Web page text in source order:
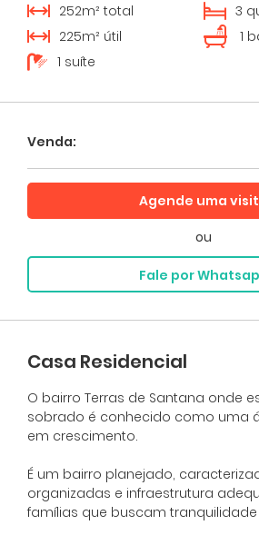
252m² total
225m² útil
3
1
1 suíte
Venda:
Agende uma
ou
Fale por
Casa Residencial
O bairro Terras de Santana onde
sobrado é conhecido como uma
em crescimento.
É um bairro planejado,
organizadas e infraestrutura
famílias que buscam